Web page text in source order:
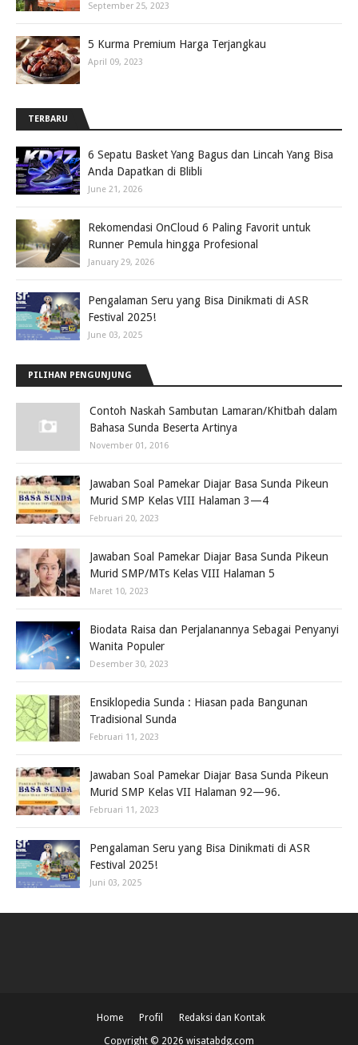
September 25, 2023
5 Kurma Premium Harga Terjangkau
April 09, 2023
TERBARU
6 Sepatu Basket Yang Bagus dan Lincah Yang Bisa
Anda Dapatkan di Blibli
June 21, 2026
Rekomendasi OnCloud 6 Paling Favorit untuk
Runner Pemula hingga Profesional
January 29, 2026
Pengalaman Seru yang Bisa Dinikmati di ASR
Festival 2025!
June 03, 2025
PILIHAN PENGUNJUNG
Contoh Naskah Sambutan Lamaran/Khitbah dalam
Bahasa Sunda Beserta Artinya
November 01, 2016
Jawaban Soal Pamekar Diajar Basa Sunda Pikeun
Murid SMP Kelas VIII Halaman 3—4
Februari 20, 2023
Jawaban Soal Pamekar Diajar Basa Sunda Pikeun
Murid SMP/MTs Kelas VIII Halaman 5
Maret 10, 2023
Biodata Raisa dan Perjalanannya Sebagai Penyanyi
Wanita Populer
Desember 30, 2023
Ensiklopedia Sunda : Hiasan pada Bangunan
Tradisional Sunda
Februari 11, 2023
Jawaban Soal Pamekar Diajar Basa Sunda Pikeun
Murid SMP Kelas VII Halaman 92—96.
Februari 11, 2023
Pengalaman Seru yang Bisa Dinikmati di ASR
Festival 2025!
Juni 03, 2025
Home Profil Redaksi dan Kontak
Copyright © 2026 wisatabdg.com